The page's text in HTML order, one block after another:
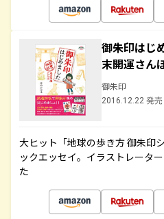
御朱印は
末開運さん
御朱印
2016.12.22 発売
大ヒット「地球の歩き方 御朱印
ックエッセイ。イラストレータ
た